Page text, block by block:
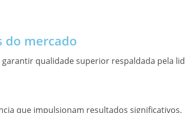
do mercado
qualidade superior respaldada pela
que impulsionam resultados significativos.